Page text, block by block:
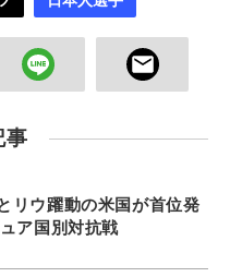
事
リウ躍動の米国が首位発
ア国別対抗戦